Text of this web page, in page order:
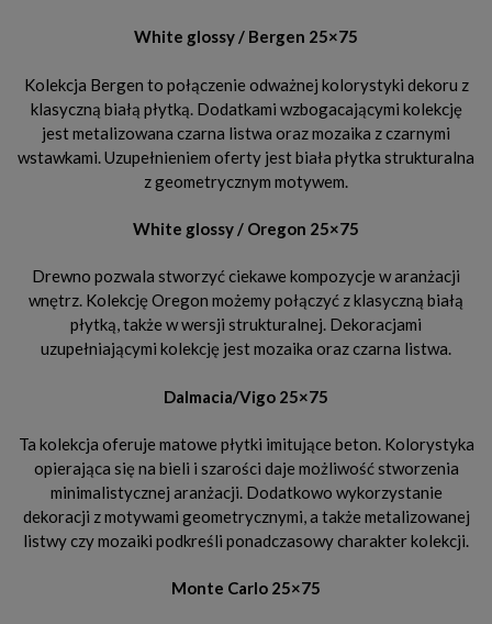
White glossy / Bergen 25×75
Kolekcja Bergen to połączenie odważnej kolorystyki dekoru z
klasyczną białą płytką. Dodatkami wzbogacającymi kolekcję
jest metalizowana czarna listwa oraz mozaika z czarnymi
wstawkami. Uzupełnieniem oferty jest biała płytka strukturalna
z geometrycznym motywem.
White glossy / Oregon 25×75
Drewno pozwala stworzyć ciekawe kompozycje w aranżacji
wnętrz. Kolekcję Oregon możemy połączyć z klasyczną białą
płytką, także w wersji strukturalnej. Dekoracjami
uzupełniającymi kolekcję jest mozaika oraz czarna listwa.
Dalmacia/Vigo 25×75
Ta kolekcja oferuje matowe płytki imitujące beton. Kolorystyka
opierająca się na bieli i szarości daje możliwość stworzenia
minimalistycznej aranżacji. Dodatkowo wykorzystanie
dekoracji z motywami geometrycznymi, a także metalizowanej
listwy czy mozaiki podkreśli ponadczasowy charakter kolekcji.
Monte Carlo 25×75